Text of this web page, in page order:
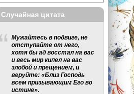
Случайная цитата
Мужайтесь в подвиге, не
отступайте от него,
хотя бы ад восстал на вас
и весь мир кипел на вас
злобой и прещением, и
веруйте: «Близ Господь
всем призывающим Его во
истине».